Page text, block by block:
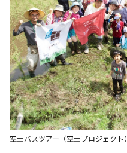
空土バスツアー（空土プロジェクト）